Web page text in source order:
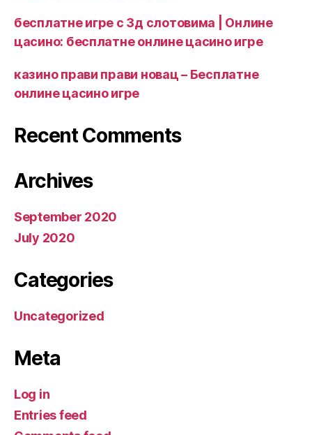
бесплатне игре с 3д слотовима | Онлине
цасино: бесплатне онлине цасино игре
казино прави прави новац – Бесплатне
онлине цасино игре
Recent Comments
Archives
September 2020
July 2020
Categories
Uncategorized
Meta
Log in
Entries feed